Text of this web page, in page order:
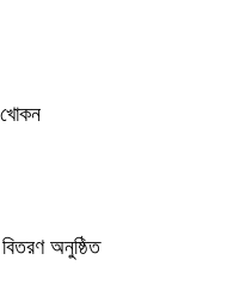
অনুষ্ঠিত